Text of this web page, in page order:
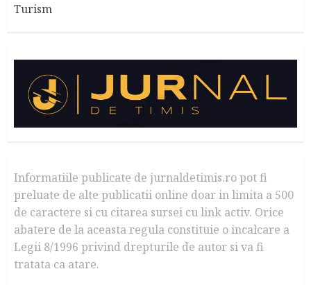
Turism
Informatiile publicate de jurnaldetimis.ro pot fi
preluate de alte publicatii online doar in limita a 500
de caractere si cu citarea sursei cu link activ. Orice
abatere de la aceasta regula constituie o incalcare a
Legii 8/1996 privind drepturile de autor si va fi
tratata ca atare.